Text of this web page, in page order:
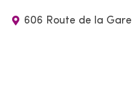
606 Route de la Gare